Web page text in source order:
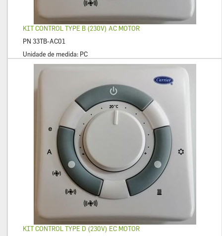
KIT CONTROL TYPE B (230V) AC MOTOR
PN 33TB-AC01
Unidade de medida: PC
KIT CONTROL TYPE D (230V) EC MOTOR